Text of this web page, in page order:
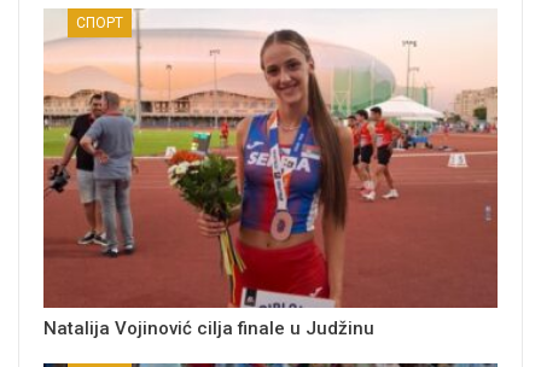
СПОРТ
Natalija Vojinović cilja finale u Judžinu